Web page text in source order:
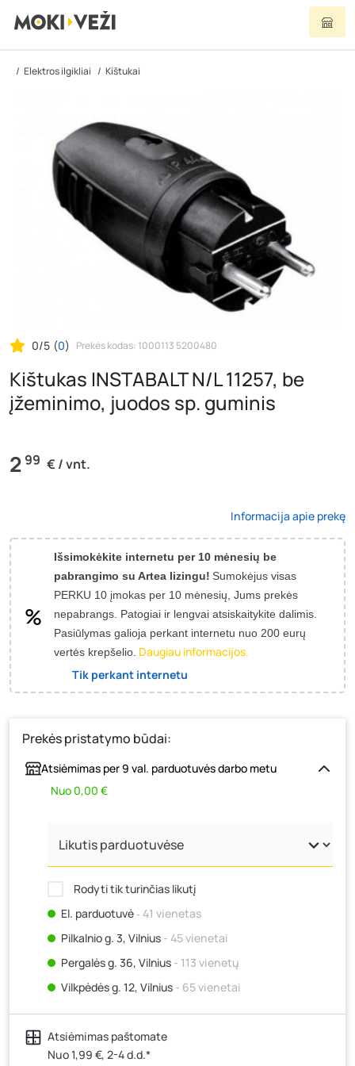
Elektros ilgikliai Kištukai
0/5 (0) Prekės kodas: 1000113 5200480
Kištukas INSTABALT N/L 11257, be
įžeminimo, juodos sp. guminis
2 99 € / vnt.
Informacija apie prekę
Išsimokėkite internetu per 10 mėnesių be
pabrangimo su Artea lizingu! Sumokėjus visas
PERKU 10 įmokas per 10 mėnesių, Jums prekės
nepabrangs. Patogiai ir lengvai atsiskaitykite dalimis.
Pasiūlymas galioja perkant internetu nuo 200 eurų
vertės krepšelio. Daugiau informacijos.
Tik perkant internetu
Prekės pristatymo būdai:
Atsiėmimas per 9 val. parduotuvės darbo metu
Nuo 0,00 €
Rodyti tik turinčias likutį
El. parduotuvė‐ 41 vienetas
Pilkalnio g. 3, Vilnius - 45 vienetai
Pergalės g. 36, Vilnius - 113 vienetų
Vilkpėdės g. 12, Vilnius - 65 vienetai
Ateities g. 15, Vilnius- 52 vienetai
Kauno r., Narsiečių k., Vytauto g. 183, Kaunas
vienetai
Atsiėmimas paštomate
Nuo 1,99 €, 2-4 d.d.*